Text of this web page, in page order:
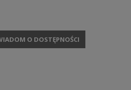
O DOSTĘPNOŚCI